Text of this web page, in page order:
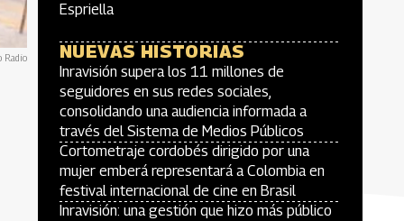
Radio
Espriella
NUEVAS HISTORIAS
Inravisión supera los 11 millones de
seguidores en sus redes sociales,
consolidando una audiencia informada a
través del Sistema de Medios Públicos
Cortometraje cordobés dirigido por una
mujer emberá representará a Colombia en
festival internacional de cine en Brasil
Inravisión: una gestión que hizo más público